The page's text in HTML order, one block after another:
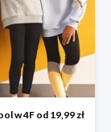
w 4F od 19,99 zł